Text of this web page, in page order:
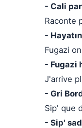
- Cali
Raconte
-
Fugazi
- Fugazi
J'arrive
- Gri
Sip' que
- Sip'